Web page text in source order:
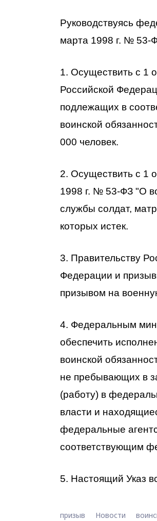
Руководствуясь
марта 1998 г. № 53-
1. Осуществить с 1
Российской
подлежащих в
воинской
000 человек.
2. Осуществить с 1
1998 г. № 53-ФЗ "О
службы солдат,
которых истек.
3. Правительству
Федерации и
призывом на
4. Федеральным
обеспечить
воинской
не пребывающих в
(работу) в
власти и
федеральные
соответствующим
5. Настоящий Указ
призыв Новости